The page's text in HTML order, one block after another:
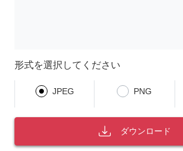
形式を選択してください
JPEG PNG
ダウンロード